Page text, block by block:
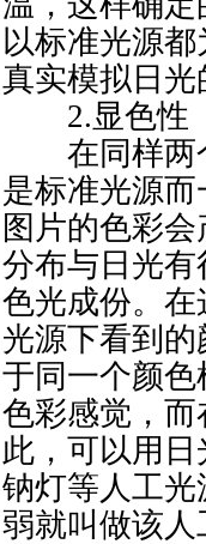
以标准光源
真实模拟日光
2.显色性
在同样两
是标准光源
图片的色彩
分布与日光
色光成份。
光源下看到
于同一个颜
色彩感觉，
此，可以用
钠灯等人工
弱就叫做该